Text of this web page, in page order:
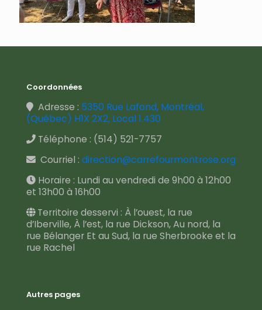
Coordonnées
Adresse : 5350 Rue Lafond, Montréal,
(Québec) H1X 2X2, Local 1.430
Téléphone : (514) 521-7757
Courriel : direction@carrefourmontrose.org
Horaire : Lundi au vendredi de 9h00 à 12h00
et 13h00 à 16h00
Territoire desservi : À l’ouest, la rue
d’Iberville, À l’est, la rue Dickson, Au nord, la
rue Bélanger Et au Sud, la rue Sherbrooke et la
rue Rachel
Autres pages